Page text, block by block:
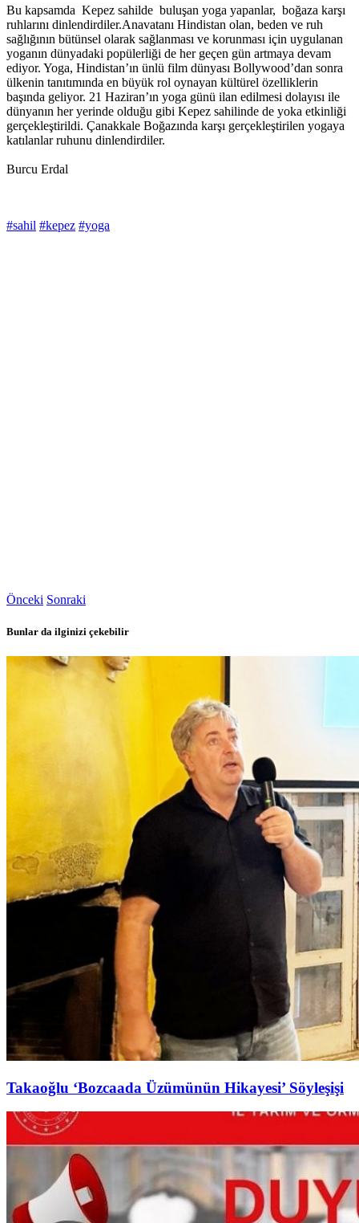
Bu kapsamda Kepez sahilde buluşan yoga yapanlar, boğaza karşı
ruhlarını dinlendirdiler.Anavatanı Hindistan olan, beden ve ruh
sağlığının bütünsel olarak sağlanması ve korunması için uygulanan
yoganın dünyadaki popülerliği de her geçen gün artmaya devam
ediyor. Yoga, Hindistan’ın ünlü film dünyası Bollywood’dan sonra
ülkenin tanıtımında en büyük rol oynayan kültürel özelliklerin
başında geliyor. 21 Haziran’ın yoga günü ilan edilmesi dolayısı ile
dünyanın her yerinde olduğu gibi Kepez sahilinde de yoka etkinliği
gerçekleştirildi. Çanakkale Boğazında karşı gerçekleştirilen yogaya
katılanlar ruhunu dinlendirdiler.
Burcu Erdal
#sahil #kepez #yoga
Önceki Sonraki
Bunlar da ilginizi çekebilir
Takaoğlu ‘Bozcaada Üzümünün Hikayesi’ Söyleşişi